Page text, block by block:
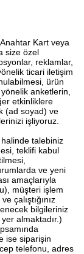
Kart veya
size özel
reklamlar,
ticari iletişim
ürün
anketlerin,
etkinliklere
(ad soyad) ve
işliyoruz.
talebiniz
teklifi kabul
ve yeni
amaçlarıyla
müşteri işlem
çalıştığınız
bilgileriniz
almaktadır.)
ise siparişin
telefonu, adres